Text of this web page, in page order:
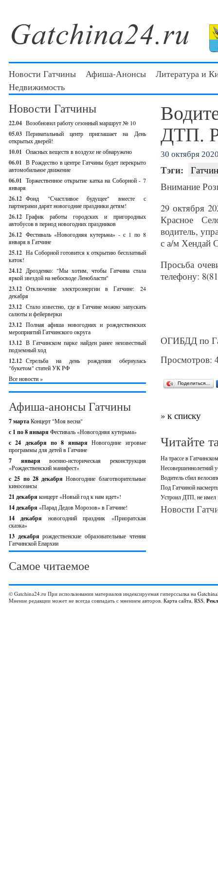
Новости Гатчины Афиша-Анонсы
Литература и
Недвижимость
Новости Гатчины
22.04 Возобновил работу сезонный маршрут № 10
05.03 Перинатальный центр приглашает на День
открытых дверей!
10.01 Опасных веществ в воздухе не обнаружено
06.01 В Рождество в центре Гатчины будет перекрыто
автомобильное движение
06.01 Торжественное открытие катка на Соборной - 7
января
26.12 Фонд "Счастливое будущее" вместе с
партнерами дарят новогодние праздники детям!
26.12 График работы городских и пригородных
автобусов в период новогодних праздников
26.12 Фестиваль «Новогодняя кутерьма» - с 1 по 8
января в Гатчине
25.12 На Соборной готовится к открытию бесплатный
каток!
24.12 Дрозденко: "Мы хотим, чтобы Гатчина стала
яркой звездой на небосводе Ленобласти"
23.12 Отключение электроэнергии в Гатчине: 24
декабря
23.12 Стало известно, где в Гатчине можно запускать
салюты и фейерверки
23.12 Полная афиша новогодних и рождественских
мероприятий Гатчинского округа
13.12 В Гатчинском парке найден ранее неизвестный
подземный ход
12.12 Стрельба на день рождения обернулась
"букетом" статей УК РФ
Все новости »
Афиша-анонсы Гатчины
7 мартаКонцерт "Моя весна"
с 1 по 8 января Фестиваль «Новогодняя кутерьма»
с 24 декабря по 8 январяНовогодние игровые
программы для детей в Гатчине
7 январявоенно-историческая реконструкция
«Рождественский манифест»
c 25 по 28 декабряНовогодние благотворительные
киносеансы
21 декабря концерт «Новый год к нам идет»!
14 декабря «Парад Дедов Морозов» в Гатчине!
14 декабря новогодний праздник «Приоратская
сказка»
13 декабрярождественские образовательные чтения
Гатчинской Епархии
Самое читаемое
ДТП.
30 октября
Тэги:
Внимание
29 октября
Красное
водитель,
с а/м Хендай
Просьба
телефону:
ОГИБДД по
Просмотров:
Поделиться…
» к списку
Читайте
На трассе в
Несовершеннолетний
Водитель сбил
Под Гатчиной
Устроил ДТП, не имел
Новости
© Gatchina24.ru При использовании материалов индексируемая гиперссылка на
Мнение редакции может не всегда совпадать с мнением авторов. Карта сайта, RSS,